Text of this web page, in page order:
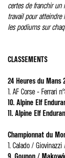
certes de franchir un
travail pour atteindre
les podiums sur
CLASSEMENTS
24 Heures du Mans
1. AF Corse - Ferrari
10. Alpine Elf
11. Alpine Elf
Championnat du
1. Calado /
9. Gounon /